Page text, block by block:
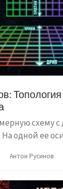
схему
одной ее
на другой -
Антон Русинов